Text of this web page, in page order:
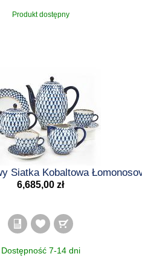
Produkt dostępny
Siatka Kobaltowa
6,685,00 zł